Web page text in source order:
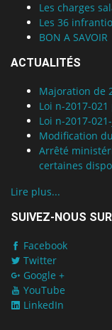
Les charges
Les 36
BON A SAVOIR
ACTUALITÉS
Majoration de
Loi n-2017-
Loi n-2017-
Modification
Arrêté
certaines
Lire plus...
SUIVEZ-NOUS SUR
Facebook
Twitter
Google +
YouTube
LinkedIn